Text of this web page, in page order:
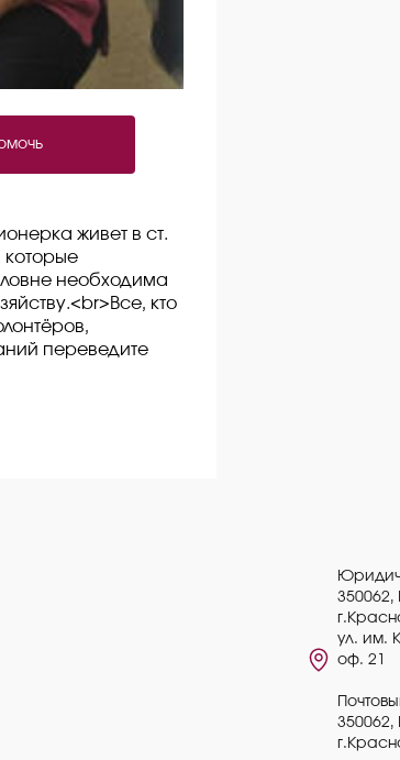
живет в ст.
которые
необходима
кто
переведите
ул. им.
оф. 21